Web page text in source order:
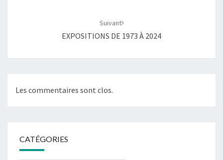
Suivant
EXPOSITIONS DE 1973 À 2024
Les commentaires sont clos.
CATÉGORIES